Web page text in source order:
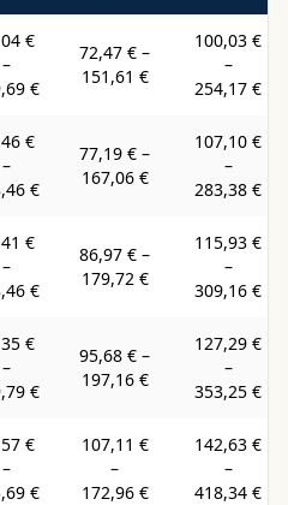
€
–
€
72,47 € –
151,61 €
100,03 €
–
254,17 €
€
–
€
77,19 € –
167,06 €
107,10 €
–
283,38 €
€
–
€
86,97 € –
179,72 €
115,93 €
–
309,16 €
€
–
€
95,68 € –
197,16 €
127,29 €
–
353,25 €
€
–
€
107,11 €
–
172,96 €
142,63 €
–
418,34 €